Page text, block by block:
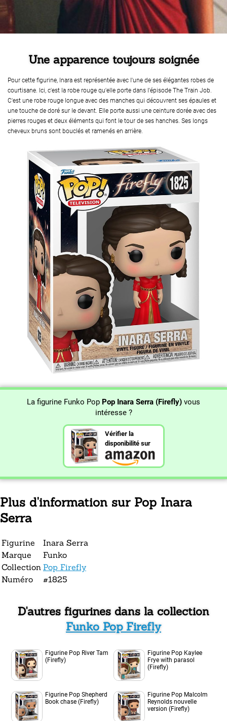
Une apparence toujours soignée
Pour cette figurine, Inara est représentée avec l'une de ses élégantes robes de
courtisane. Ici, c'est la robe rouge qu'elle porte dans l'épisode The Train Job.
C'est une robe rouge longue avec des manches qui découvrent ses épaules et
une touche de doré sur le devant. Elle porte aussi une ceinture dorée avec des
pierres rouges et deux éléments qui font le tour de ses hanches. Ses longs
cheveux bruns sont bouclés et ramenés en arrière.
La figurine Funko Pop Pop Inara Serra (Firefly) vous
intéresse ?
Vérifier la
disponibilité sur
Plus d'information sur Pop Inara
Serra
Figurine
Inara Serra
Marque
Funko
Collection Pop Firefly
Numéro
#1825
D'autres figurines dans la collection
Funko Pop Firefly
Figurine Pop River Tam
(Firefly)
Figurine Pop Kaylee
Frye with parasol
(Firefly)
Figurine Pop Shepherd
Book chase (Firefly)
Figurine Pop Malcolm
Reynolds nouvelle
version (Firefly)